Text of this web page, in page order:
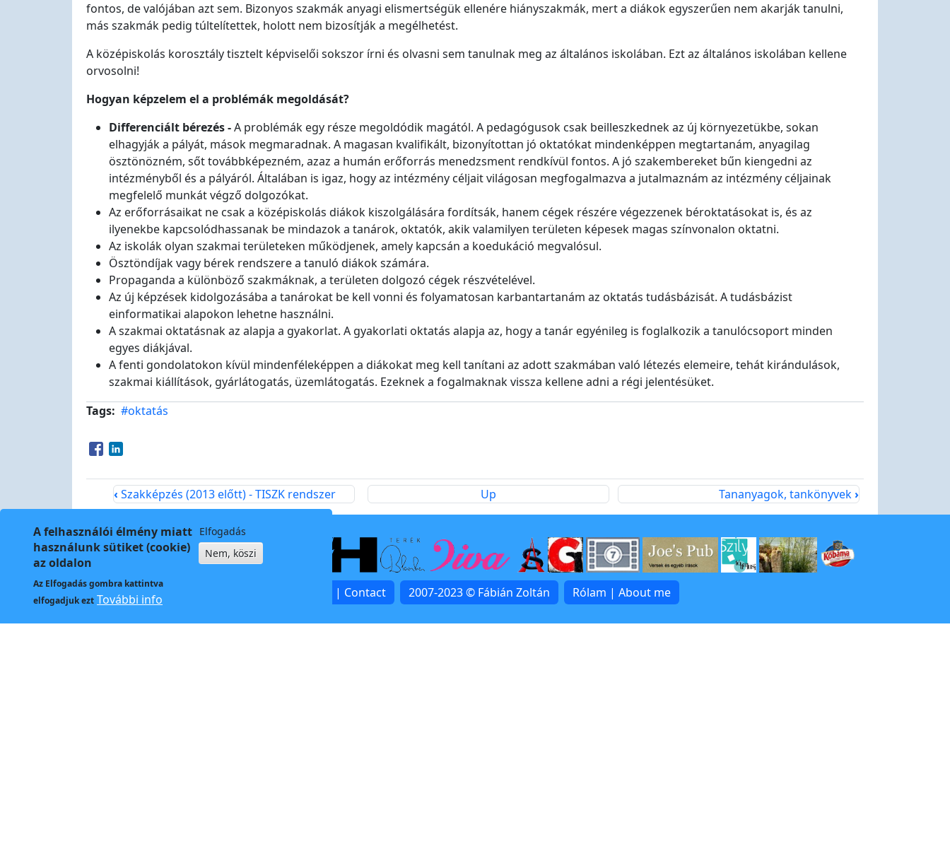
fontos, de valójában azt sem. Bizonyos szakmák anyagi elismertségük ellenére hiányszakmák, mert a diákok egyszerűen nem akarják tanulni,
más szakmák pedig túltelítettek, holott nem bizosítják a megélhetést.
A középiskolás korosztály tisztelt képviselői sokszor írni és olvasni sem tanulnak meg az általános iskolában. Ezt az általános iskolában kellene
orvosolni!
Hogyan képzelem el a problémák megoldását?
Differenciált bérezés -A problémák egy része megoldódik magától. A pedagógusok csak beilleszkednek az új környezetükbe, sokan
elhagyják a pályát, mások megmaradnak. A magasan kvalifikált, bizonyítottan jó oktatókat mindenképpen megtartanám, anyagilag
ösztönözném, sőt továbbképezném, azaz a humán erőforrás menedzsment rendkívül fontos. A jó szakembereket bűn kiengedni az
intézményből és a pályáról. Általában is igaz, hogy az intézmény céljait világosan megfogalmazva a jutalmaznám az intézmény céljainak
megfelelő munkát végző dolgozókat.
Az erőforrásaikat ne csak a középiskolás diákok kiszolgálására fordítsák, hanem cégek részére végezzenek béroktatásokat is, és az
ilyenekbe kapcsolódhassanak be mindazok a tanárok, oktatók, akik valamilyen területen képesek magas színvonalon oktatni.
Az iskolák olyan szakmai területeken működjenek, amely kapcsán a koedukáció megvalósul.
Ösztöndíjak vagy bérek rendszere a tanuló diákok számára.
Propaganda a különböző szakmáknak, a területen dolgozó cégek részvételével.
Az új képzések kidolgozásába a tanárokat be kell vonni és folyamatosan karbantartanám az oktatás tudásbázisát. A tudásbázist
einformatikai alapokon lehetne használni.
A szakmai oktatásnak az alapja a gyakorlat. A gyakorlati oktatás alapja az, hogy a tanár egyénileg is foglalkozik a tanulócsoport minden
egyes diákjával.
A fenti gondolatokon kívül mindenféleképpen a diákokat meg kell tanítani az adott szakmában való létezés elemeire, tehát kirándulások,
szakmai kiállítások, gyárlátogatás, üzemlátogatás. Ezeknek a fogalmaknak vissza kellene adni a régi jelentésüket.
Tags #oktatás
Opens in a new window
Opens in a new window
‹ Szakképzés (2013 előtt) - TISZK rendszer Up Tananyagok, tankönyvek›
Kapcsolat | Contact 2007-2023 © Fábián Zoltán Rólam | About me
A felhasználói élmény miatt
használunk sütiket (cookie)
az oldalon
Az Elfogadásgombra kattintva
elfogadjuk ezt További info
Elfogadás
Nem, köszi